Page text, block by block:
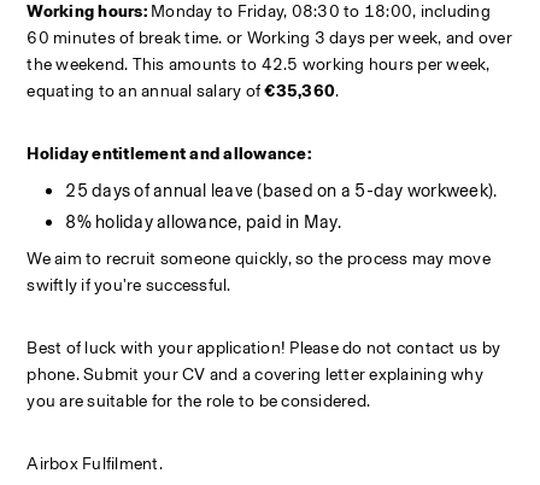
Working hours: Monday to Friday, 08:30 to 18:00, including
60 minutes of break time. or Working 3 days per week, and over
the weekend. This amounts to 42.5 working hours per week,
equating to an annual salary of €35,360.
Holiday entitlement and allowance:
25 days of annual leave (based on a 5-day workweek).
8% holiday allowance, paid in May.
We aim to recruit someone quickly, so the process may move
swiftly if you're successful.
Best of luck with your application! Please do not contact us by
phone. Submit your CV and a covering letter explaining why
you are suitable for the role to be considered.
Airbox Fulfilment.